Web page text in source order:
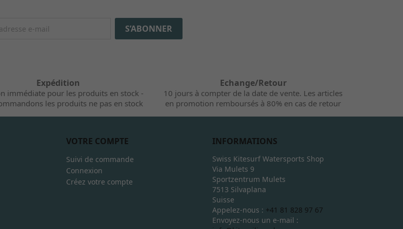
Expédition
immédiate pour les produits en stock -
les produits ne pas en stock
Echange/Retour
10 jours à compter de la date de vente. Les articles
en promotion remboursés à 80% en cas de retour
VOTRE COMPTE
Suivi de commande
Connexion
Créez votre compte
INFORMATIONS
Swiss Kitesurf Watersports Shop
Via Mulets 9
Sportzentrum Mulets
7513 Silvaplana
Suisse
Appelez-nous : +41 81 828 97 67
Envoyez-nous un e-mail :